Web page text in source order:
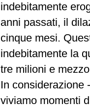
indebitamente
anni passati, il
cinque mesi.
indebitamente la
tre milioni e
In considerazione
viviamo momenti